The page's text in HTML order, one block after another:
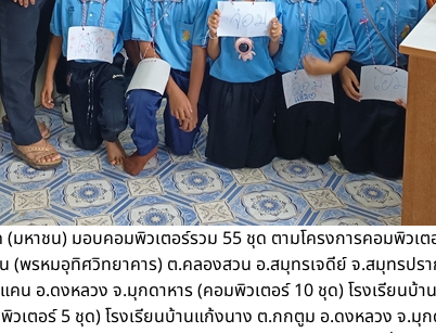
าชน) มอบคอมพิวเตอร์รวม 55 ชุด ตามโครงการคอมพิวเต
(พรหมอุทิศวิทยาคาร) ต.คลองสวน อ.สมุทรเจดีย์ จ.สมุทรปร
คน อ.ดงหลวง จ.มุกดาหาร (คอมพิวเตอร์ 10 ชุด) โรงเรียนบ้
วเตอร์ 5 ชุด) โรงเรียนบ้านแก้งนาง ต.กกตูม อ.ดงหลวง จ.มุ